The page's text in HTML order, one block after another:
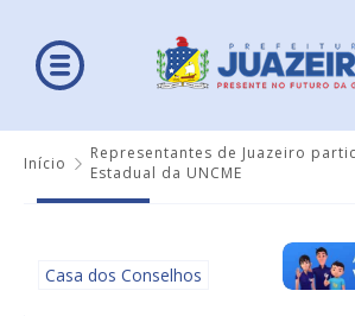
Início
Representantes de Juazeiro
Estadual da UNCME
Casa dos Conselhos